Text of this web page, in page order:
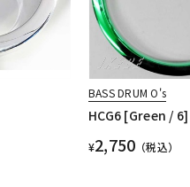
BASS DRUM O's
HCG6 [Green / 6]
¥2,750 （税込）